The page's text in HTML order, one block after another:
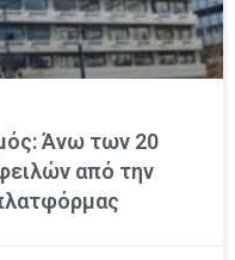
Άνω των 20
από την